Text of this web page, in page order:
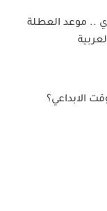
.. موعد العطلة
الابداعي؟